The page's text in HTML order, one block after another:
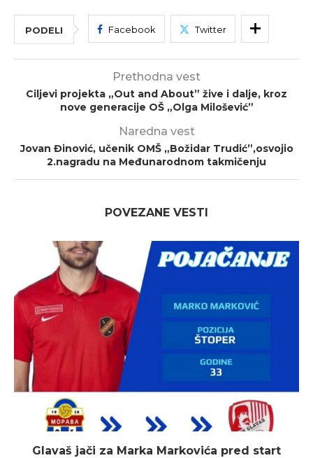
PODELI Facebook Twitter
Prethodna vest
Ciljevi projekta „Out and About” žive i dalje, kroz
nove generacije OŠ „Olga Milošević”
Naredna vest
Jovan Đinović, učenik OMŠ „Božidar Trudić”,osvojio
2.nagradu na Međunarodnom takmičenju
POVEZANE VESTI
Glavaš jači za Marka Markovića pred start